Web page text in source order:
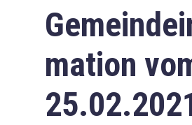
Downloads
Impressum
Datenschutzerklärung
mation